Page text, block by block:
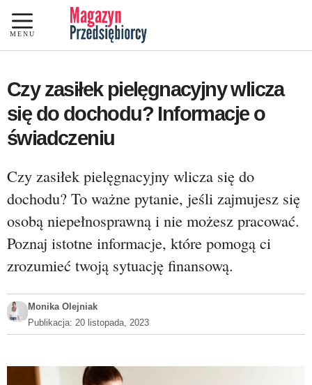
Przejdź
do
treści
MENU
Czy zasiłek pielęgnacyjny wlicza
się do dochodu? Informacje o
świadczeniu
Czy zasiłek pielęgnacyjny wlicza się do
dochodu? To ważne pytanie, jeśli zajmujesz się
osobą niepełnosprawną i nie możesz pracować.
Poznaj istotne informacje, które pomogą ci
zrozumieć twoją sytuację finansową.
Monika Olejniak
Publikacja: 20 listopada, 2023